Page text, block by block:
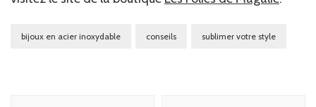
bijoux en acier inoxydable conseils sublimer votre style